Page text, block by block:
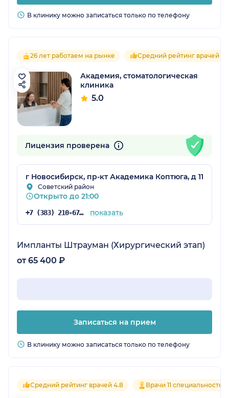
В клинику можно записаться только по телефону
26 лет работаем на рынке Средний рейтинг врачей
Академия, стоматологическая
клиника
5.0
Лицензия проверена
г Новосибирск, пр-кт Академика Коптюга, д 11
Советский район
Открыто до 21:00
+7 (383) 210-67-98 показать
Импланты Штрауман (Хирургический этап)
от 65 400 ₽
Записаться на прием
В клинику можно записаться только по телефону
Средний рейтинг врачей 4.8 Врачи 11 специальностей